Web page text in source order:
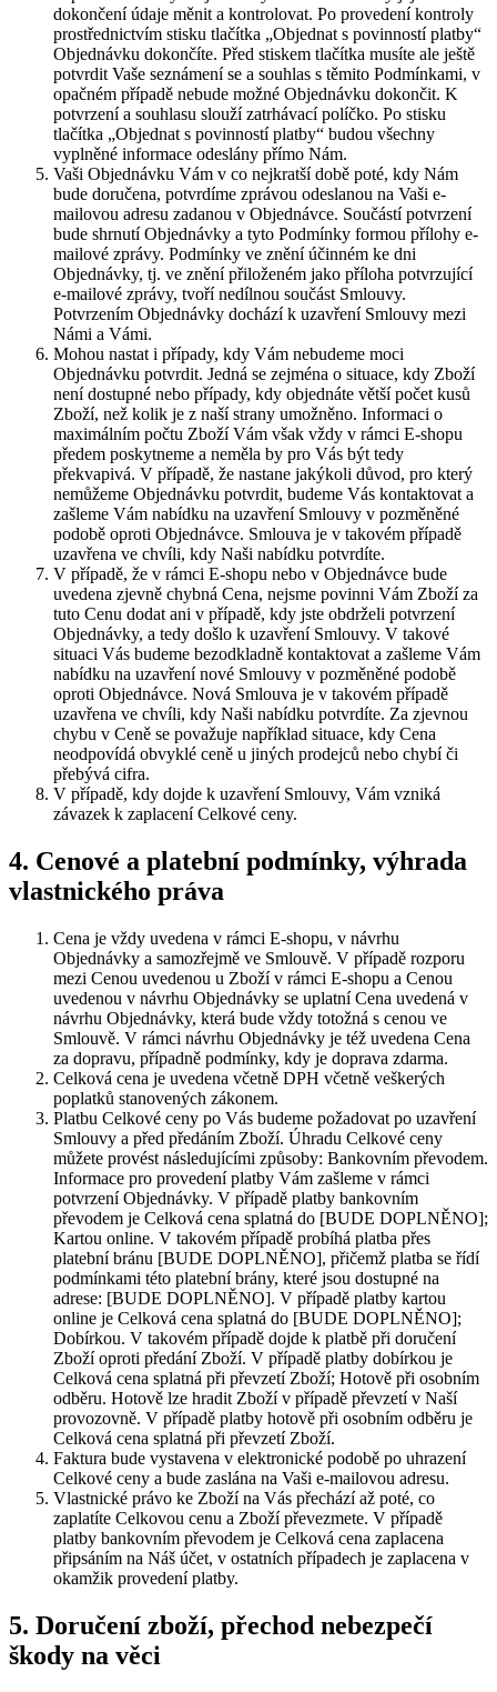
dokončení údaje měnit a kontrolovat. Po provedení kontroly
prostřednictvím stisku tlačítka „Objednat s povinností platby“
Objednávku dokončíte. Před stiskem tlačítka musíte ale ještě
potvrdit Vaše seznámení se a souhlas s těmito Podmínkami, v
opačném případě nebude možné Objednávku dokončit. K
potvrzení a souhlasu slouží zatrhávací políčko. Po stisku
tlačítka „Objednat s povinností platby“ budou všechny
vyplněné informace odeslány přímo Nám.
Vaši Objednávku Vám v co nejkratší době poté, kdy Nám
bude doručena, potvrdíme zprávou odeslanou na Vaši e-
mailovou adresu zadanou v Objednávce. Součástí potvrzení
bude shrnutí Objednávky a tyto Podmínky formou přílohy e-
mailové zprávy. Podmínky ve znění účinném ke dni
Objednávky, tj. ve znění přiloženém jako příloha potvrzující
e-mailové zprávy, tvoří nedílnou součást Smlouvy.
Potvrzením Objednávky dochází k uzavření Smlouvy mezi
Námi a Vámi.
Mohou nastat i případy, kdy Vám nebudeme moci
Objednávku potvrdit. Jedná se zejména o situace, kdy Zboží
není dostupné nebo případy, kdy objednáte větší počet kusů
Zboží, než kolik je z naší strany umožněno. Informaci o
maximálním počtu Zboží Vám však vždy v rámci E-shopu
předem poskytneme a neměla by pro Vás být tedy
překvapivá. V případě, že nastane jakýkoli důvod, pro který
nemůžeme Objednávku potvrdit, budeme Vás kontaktovat a
zašleme Vám nabídku na uzavření Smlouvy v pozměněné
podobě oproti Objednávce. Smlouva je v takovém případě
uzavřena ve chvíli, kdy Naši nabídku potvrdíte.
V případě, že v rámci E-shopu nebo v Objednávce bude
uvedena zjevně chybná Cena, nejsme povinni Vám Zboží za
tuto Cenu dodat ani v případě, kdy jste obdrželi potvrzení
Objednávky, a tedy došlo k uzavření Smlouvy. V takové
situaci Vás budeme bezodkladně kontaktovat a zašleme Vám
nabídku na uzavření nové Smlouvy v pozměněné podobě
oproti Objednávce. Nová Smlouva je v takovém případě
uzavřena ve chvíli, kdy Naši nabídku potvrdíte. Za zjevnou
chybu v Ceně se považuje například situace, kdy Cena
neodpovídá obvyklé ceně u jiných prodejců nebo chybí či
přebývá cifra.
V případě, kdy dojde k uzavření Smlouvy, Vám vzniká
závazek k zaplacení Celkové ceny.
4. Cenové a platební podmínky, výhrada
vlastnického práva
Cena je vždy uvedena v rámci E-shopu, v návrhu
Objednávky a samozřejmě ve Smlouvě. V případě rozporu
mezi Cenou uvedenou u Zboží v rámci E-shopu a Cenou
uvedenou v návrhu Objednávky se uplatní Cena uvedená v
návrhu Objednávky, která bude vždy totožná s cenou ve
Smlouvě. V rámci návrhu Objednávky je též uvedena Cena
za dopravu, případně podmínky, kdy je doprava zdarma.
Celková cena je uvedena včetně DPH včetně veškerých
poplatků stanovených zákonem.
Platbu Celkové ceny po Vás budeme požadovat po uzavření
Smlouvy a před předáním Zboží. Úhradu Celkové ceny
můžete provést následujícími způsoby: Bankovním převodem.
Informace pro provedení platby Vám zašleme v rámci
potvrzení Objednávky. V případě platby bankovním
převodem je Celková cena splatná do [BUDE DOPLNĚNO];
Kartou online. V takovém případě probíhá platba přes
platební bránu [BUDE DOPLNĚNO], přičemž platba se řídí
podmínkami této platební brány, které jsou dostupné na
adrese: [BUDE DOPLNĚNO]. V případě platby kartou
online je Celková cena splatná do [BUDE DOPLNĚNO];
Dobírkou. V takovém případě dojde k platbě při doručení
Zboží oproti předání Zboží. V případě platby dobírkou je
Celková cena splatná při převzetí Zboží; Hotově při osobním
odběru. Hotově lze hradit Zboží v případě převzetí v Naší
provozovně. V případě platby hotově při osobním odběru je
Celková cena splatná při převzetí Zboží.
Faktura bude vystavena v elektronické podobě po uhrazení
Celkové ceny a bude zaslána na Vaši e-mailovou adresu.
Vlastnické právo ke Zboží na Vás přechází až poté, co
zaplatíte Celkovou cenu a Zboží převezmete. V případě
platby bankovním převodem je Celková cena zaplacena
připsáním na Náš účet, v ostatních případech je zaplacena v
okamžik provedení platby.
5. Doručení zboží, přechod nebezpečí
škody na věci